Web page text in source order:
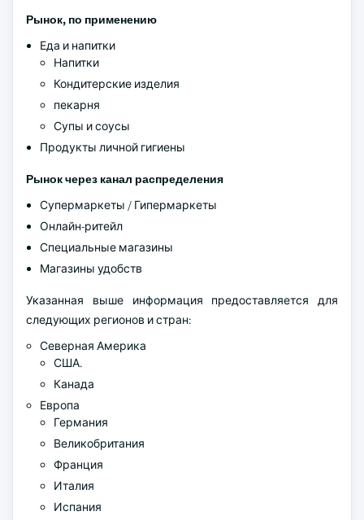
Рынок, по применению
Еда и напитки
Напитки
Кондитерские изделия
пекарня
Супы и соусы
Продукты личной гигиены
Рынок через канал распределения
Супермаркеты / Гипермаркеты
Онлайн-ритейл
Специальные магазины
Магазины удобств
Указанная выше информация предоставляется для
следующих регионов и стран:
Северная Америка
США.
Канада
Европа
Германия
Великобритания
Франция
Италия
Испания